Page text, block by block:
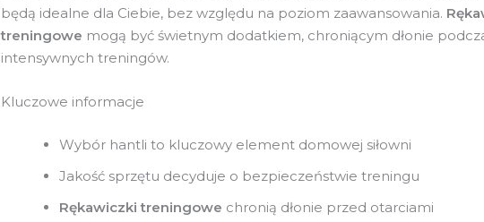
będą idealne dla Ciebie, bez względu na poziom zaawansowania.
treningowe mogą być świetnym dodatkiem, chroniącym dłonie
intensywnych treningów.
Kluczowe informacje
Wybór hantli to kluczowy element domowej siłowni
Jakość sprzętu decyduje o bezpieczeństwie treningu
Rękawiczki treningowe chronią dłonie przed otarciami